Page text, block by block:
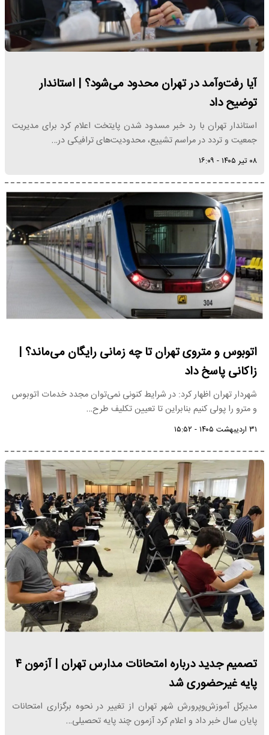
آیا رفت‌وآمد در تهران محدود می‌شود؟ | استاندار
توضیح داد
استاندار تهران با رد خبر مسدود شدن پایتخت اعلام کرد برای مدیریت
جمعیت و تردد در مراسم تشییع، محدودیت‌های ترافیکی در…
۰۸ تیر ۱۴۰۵ - ۱۶:۰۹
اتوبوس و متروی تهران تا چه زمانی رایگان می‌ماند؟ |
زاکانی پاسخ داد
شهردار تهران اظهار کرد: در شرایط کنونی نمی‌توان مجدد خدمات اتوبوس
و مترو را پولی کنیم بنابراین تا تعیین تکلیف طرح…
۳۱ اردیبهشت ۱۴۰۵ - ۱۵:۵۲
تصمیم جدید درباره امتحانات مدارس تهران | آزمون ۴
پایه غیرحضوری شد
مدیرکل آموزش‌وپرورش شهر تهران از تغییر در نحوه برگزاری امتحانات
پایان سال خبر داد و اعلام کرد آزمون چند پایه تحصیلی…